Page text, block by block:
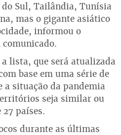
do Sul, Tailândia, Tunísia
mas o gigante asiático
informou o
comunicado.
lista, que será atualizada
base em uma série de
a situação da pandemia
seja similar ou
países.
durante as últimas